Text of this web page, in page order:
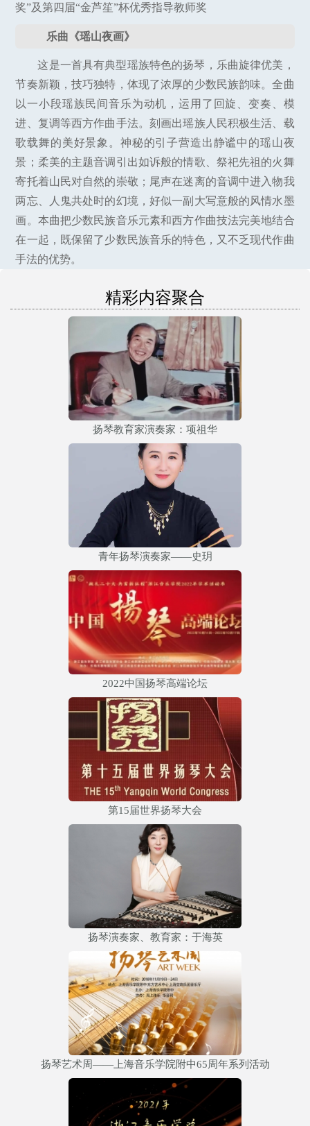
奖”及第四届“金芦笙”杯优秀指导教师奖
乐曲《瑶山夜画》
这是一首具有典型瑶族特色的扬琴，乐曲旋律优美，
节奏新颖，技巧独特，体现了浓厚的少数民族韵味。全曲
以一小段瑶族民间音乐为动机，运用了回旋、变奏、模
进、复调等西方作曲手法。刻画出瑶族人民积极生活、载
歌载舞的美好景象。神秘的引子营造出静谧中的瑶山夜
景；柔美的主题音调引出如诉般的情歌、祭祀先祖的火舞
寄托着山民对自然的崇敬；尾声在迷离的音调中进入物我
两忘、人鬼共处时的幻境，好似一副大写意般的风情水墨
画。本曲把少数民族音乐元素和西方作曲技法完美地结合
在一起，既保留了少数民族音乐的特色，又不乏现代作曲
手法的优势。
精彩内容聚合
扬琴教育家演奏家：项祖华
青年扬琴演奏家——史玥
2022中国扬琴高端论坛
第15届世界扬琴大会
扬琴演奏家、教育家：于海英
扬琴艺术周——上海音乐学院附中65周年系列活动